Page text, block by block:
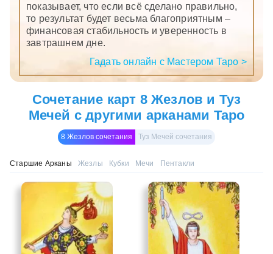
показывает, что если всё сделано правильно,
то результат будет весьма благоприятным –
финансовая стабильность и уверенность в
завтрашнем дне.
Гадать онлайн с Мастером Таро >
Сочетание карт 8 Жезлов и Туз
Мечей с другими арканами Таро
8 Жезлов сочетания Туз Мечей сочетания
Старшие Арканы Жезлы Кубки Мечи Пентакли